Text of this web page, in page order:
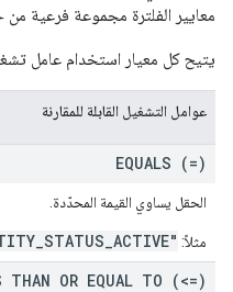
معايير الفلترة مجموعة فرعية
يتيح كل معيار استخدام عامل
عوامل التشغيل القابلة للمقارنة
EQUALS (=)
الحقل يساوي القيمة المحدّدة.
مثلاً:
THAN OR EQUAL TO (<=)